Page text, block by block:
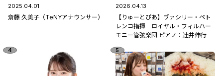
2025.04.01
斎藤 久美子（TeNYアナウンサー）
2026.04.13
【りゅーとぴあ】ヴァシリー・ペト
レンコ指揮 ロイヤル・フィルハー
モニー管弦楽団 ピアノ：辻󠄀井伸行